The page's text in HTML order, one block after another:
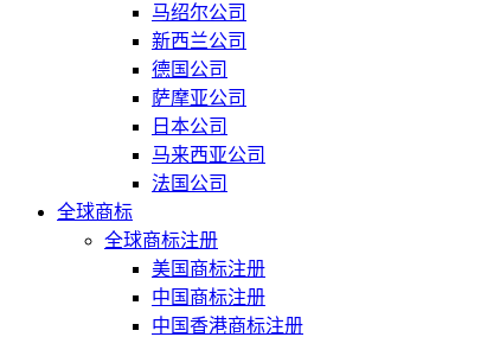
马绍尔公司
新西兰公司
德国公司
萨摩亚公司
日本公司
马来西亚公司
法国公司
全球商标
全球商标注册
美国商标注册
中国商标注册
中国香港商标注册